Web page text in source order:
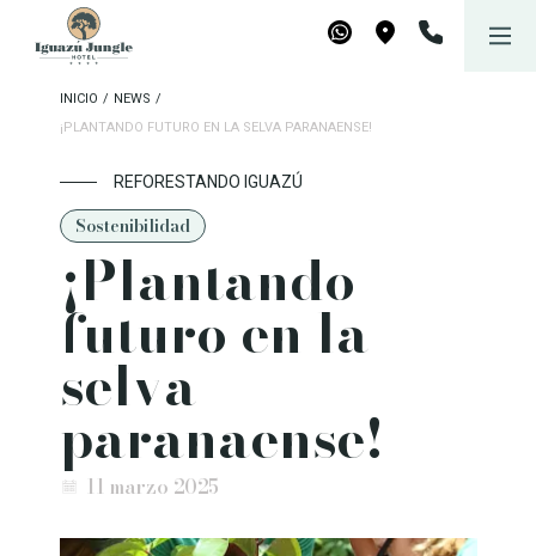
Iguazú Jungle Lodge
WhatsApp
Maps
INICIO / NEWS /
¡PLANTANDO FUTURO EN LA SELVA PARANAENSE!
REFORESTANDO IGUAZÚ
Sostenibilidad
¡Plantando
futuro en la
selva
paranaense!
11 marzo 2025